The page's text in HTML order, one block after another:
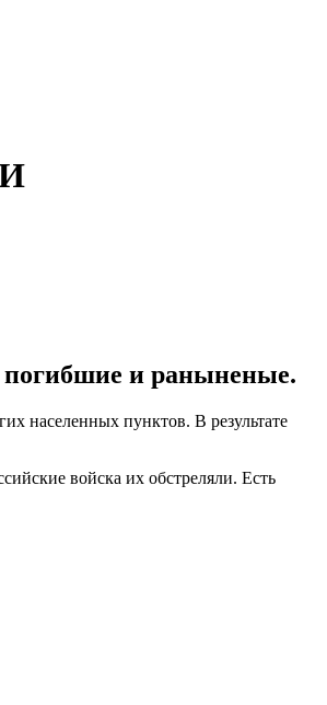
погибшие и раныненые.
населенных пунктов. В результате
войска их обстреляли. Есть